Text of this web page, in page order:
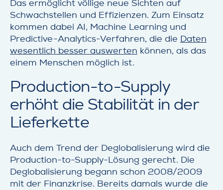
Das ermöglicht völlige neue Sichten auf
Schwachstellen und Effizienzen. Zum Einsatz
kommen dabei AI, Machine Learning und
Predictive-Analytics-Verfahren, die die Daten
wesentlich besser auswerten können, als das
einem Menschen möglich ist.
Production-to-Supply
erhöht die Stabilität in der
Lieferkette
Auch dem Trend der Deglobalisierung wird die
Production-to-Supply-Lösung gerecht. Die
Deglobalisierung begann schon 2008/2009
mit der Finanzkrise. Bereits damals wurde die